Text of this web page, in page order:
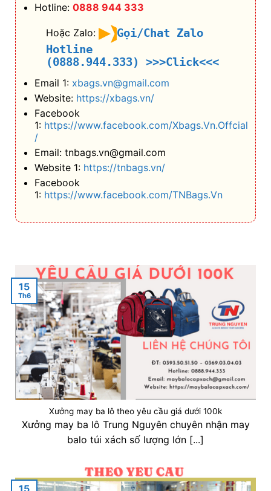
Hotline: 0888 944 333
Hoặc Zalo:
Gọi/Chat Zalo
Hotline
(0888.944.333)
>>>Click<<<
Email 1: xbags.vn@gmail.com
Website: https://xbags.vn/
Facebook
1: https://www.facebook.com/Xbags.Vn.Offcial
/
Email: tnbags.vn@gmail.com
Website 1: https://tnbags.vn/
Facebook
1: https://www.facebook.com/TNBags.Vn
Xưởng may ba lô theo yêu cầu giá dưới 100k
Xưởng may ba lô Trung Nguyên chuyên nhận may
balo túi xách số lượng lớn [...]
15
Th6